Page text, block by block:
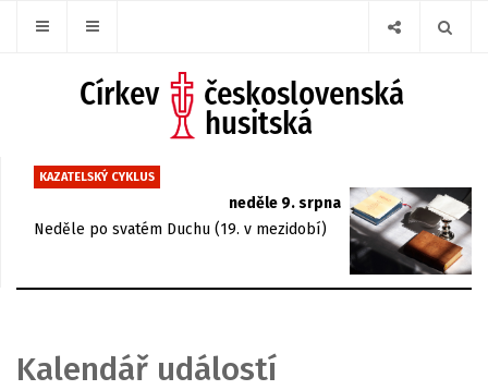
KAZATELSKÝ CYKLUS
neděle 9. srpna
Neděle po svatém Duchu (19. v mezidobí)
Kalendář událostí